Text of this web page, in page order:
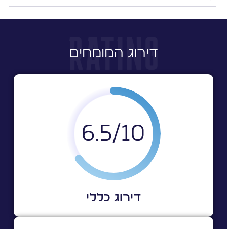
דירוג המומחים
10/
6.5
דירוג כללי